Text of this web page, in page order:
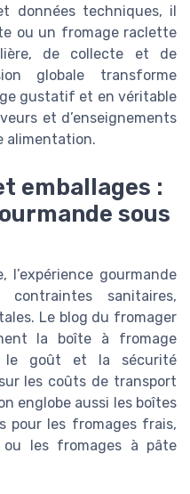
données techniques, il
ou un fromage raclette
de collecte et de
globale transforme
gustatif et en véritable
et d’enseignements
alimentation.
emballages :
sous
l’expérience gourmande
sanitaires,
Le blog du fromager
la boîte à fromage
le goût et la sécurité
les coûts de transport
englobe aussi les boîtes
pour les fromages frais,
les fromages à pâte